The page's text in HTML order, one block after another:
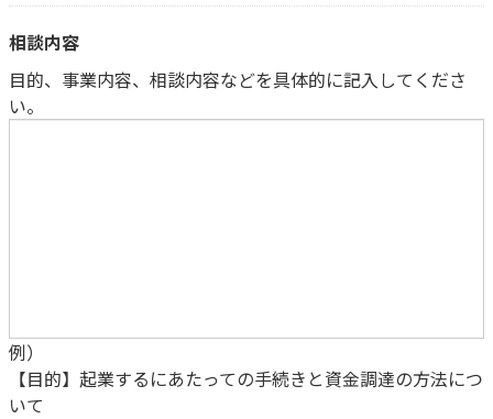
相談内容
目的、事業内容、相談内容などを具体的に記入してくださ
い。
例）
【目的】起業するにあたっての手続きと資金調達の方法につ
いて